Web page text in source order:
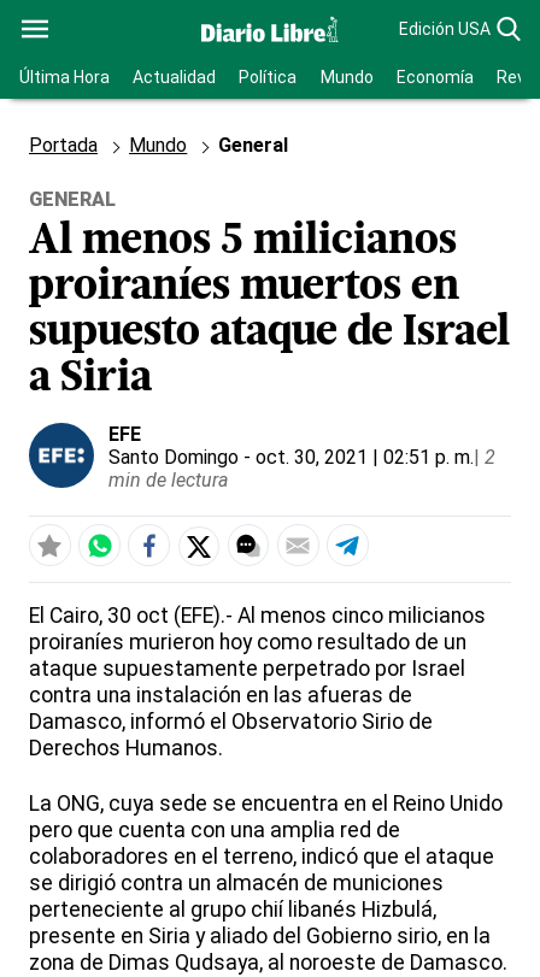
Edición USA
Última Hora Actualidad Política Mundo Economía
Portada Mundo General
GENERAL
Al menos 5 milicianos
proiraníes muertos en
supuesto ataque de Israel
a Siria
EFE
Santo Domingo - oct. 30, 2021 | 02:51 p. m.| 2
min de lectura
El Cairo, 30 oct (EFE).- Al menos cinco milicianos
proiraníes murieron hoy como resultado de un
ataque supuestamente perpetrado por Israel
contra una instalación en las afueras de
Damasco, informó el Observatorio Sirio de
Derechos Humanos.
La ONG, cuya sede se encuentra en el Reino Unido
pero que cuenta con una amplia red de
colaboradores en el terreno, indicó que el ataque
se dirigió contra un almacén de municiones
perteneciente al grupo chií libanés Hizbulá,
presente en Siria y aliado del Gobierno sirio, en la
zona de Dimas Qudsaya, al noroeste de Damasco.